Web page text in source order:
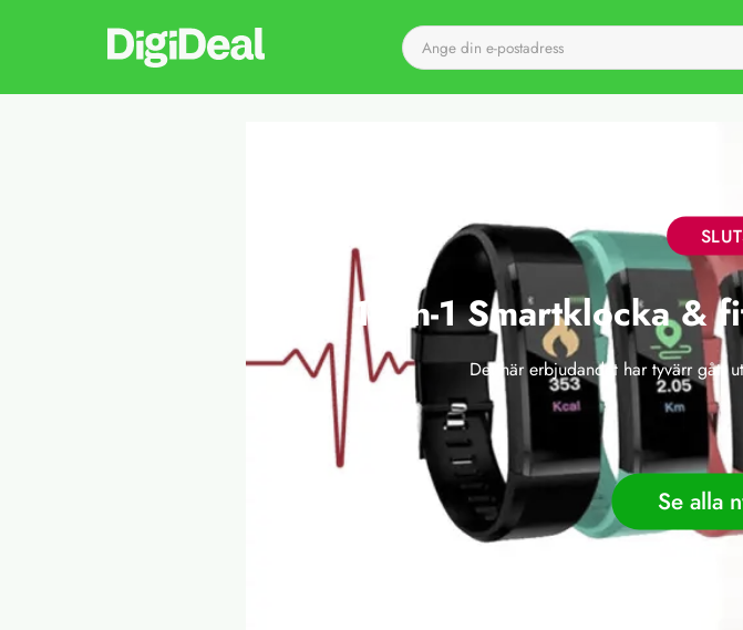
Till startsidan
15-in-1 Smartklocka &
Det här erbjudandet har tyvärr gått
Se alla